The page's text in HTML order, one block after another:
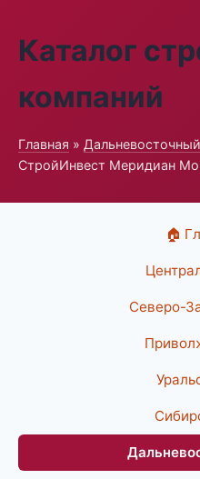
Каталог
компаний
Главная »
СтройИнвест Меридиан
🏠
Северо-